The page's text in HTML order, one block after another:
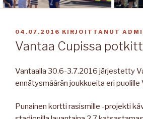
JULKAISTU
04.07.2016 KIRJOITTANUT
Vantaa Cupissa
Vantaalla 30.6-3.7.2016 järjestetty
ennätysmäärän joukkueita eri puolille
Punainen kortti rasismille -projekti